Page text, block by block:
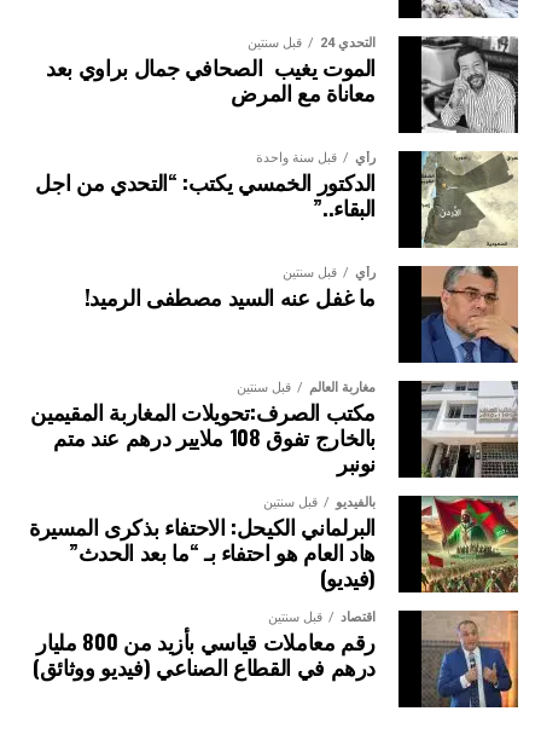
التحدي 24 قبل سنتين
الموت يغيب الصحافي جمال براوي بعد
معاناة مع المرض
رأي قبل سنة واحدة
الدكتور الخمسي يكتب: “التحدي من اجل
البقاء..”
رأي قبل سنتين
ما غفل عنه السيد مصطفى الرميد!
مغاربة العالم قبل سنتين
مكتب الصرف:تحويلات المغاربة المقيمين
بالخارج تفوق 108 ملايير درهم عند متم
نونبر
بالفيديو قبل سنتين
البرلماني الكيحل: الاحتفاء بذكرى المسيرة
هاد العام هو احتفاء بـ “ما بعد الحدث”
(فيديو)
اقتصاد قبل سنتين
رقم معاملات قياسي بأزيد من 800 مليار
درهم في القطاع الصناعي (فيديو ووثائق)